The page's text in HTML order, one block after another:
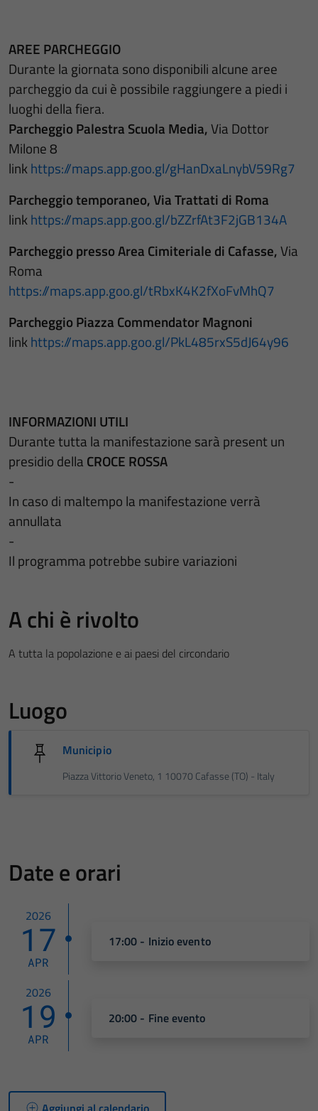
AREE PARCHEGGIO
Durante la giornata sono disponibili alcune aree
parcheggio da cui è possibile raggiungere a piedi i
luoghi della fiera.
Parcheggio Palestra Scuola Media,Via Dottor
Milone 8
linkhttps://maps.app.goo.gl/gHanDxaLnybV59Rg7
Parcheggio temporaneo, Via Trattati di Roma
linkhttps://maps.app.goo.gl/bZZrfAt3F2jGB134A
Parcheggio presso Area Cimiteriale di Cafasse,Via
Roma
https://maps.app.goo.gl/tRbxK4K2fXoFvMhQ7
Parcheggio Piazza Commendator Magnoni
linkhttps://maps.app.goo.gl/PkL485rxS5dJ64y96
INFORMAZIONI UTILI
Durante tutta la manifestazione sarà present un
presidio della CROCE ROSSA
-
In caso di maltempo la manifestazione verrà
annullata
-
Il programma potrebbe subire variazioni
A chi è rivolto
A tutta la popolazione e ai paesi del circondario
Luogo
Municipio
Piazza Vittorio Veneto, 1 10070 Cafasse (TO) - Italy
Date e orari
2026
17
APR
17:00 - Inizio evento
2026
19
APR
20:00 - Fine evento